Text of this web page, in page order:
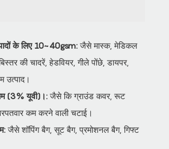
के लिए 10~40gsm: जैसे मास्क, मेडिकल
की चादरें, हेडवियर, गीले पोंछे, डायपर,
उत्पाद।
(3% यूवी)।: जैसे कि ग्राउंड कवर, रूट
कम करने वाली चटाई।
जैसे शॉपिंग बैग, सूट बैग, प्रमोशनल बैग, गिफ्ट